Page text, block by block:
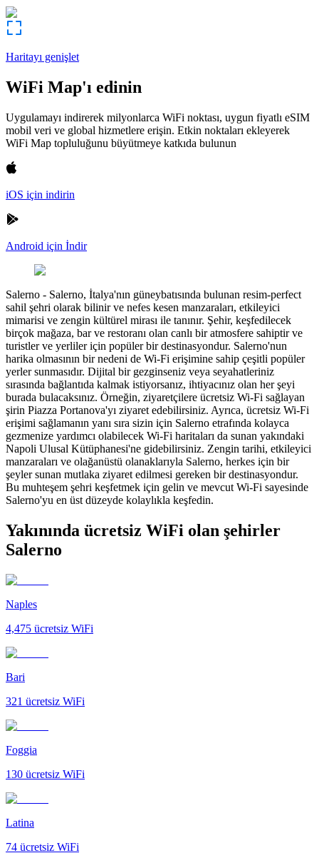
Haritayı genişlet
WiFi Map'ı edinin
Uygulamayı indirerek milyonlarca WiFi noktası, uygun fiyatlı eSIM
mobil veri ve global hizmetlere erişin. Etkin noktaları ekleyerek
WiFi Map topluluğunu büyütmeye katkıda bulunun
iOS için indirin
Android için İndir
Salerno - Salerno, İtalya'nın güneybatısında bulunan resim-perfect
sahil şehri olarak bilinir ve nefes kesen manzaraları, etkileyici
mimarisi ve zengin kültürel mirası ile tanınır. Şehir, keşfedilecek
birçok mağaza, bar ve restoranı olan canlı bir atmosfere sahiptir ve
turistler ve yerliler için popüler bir destinasyondur. Salerno'nun
harika olmasının bir nedeni de Wi-Fi erişimine sahip çeşitli popüler
yerler sunmasıdır. Dijital bir gezginseniz veya seyahatleriniz
sırasında bağlantıda kalmak istiyorsanız, ihtiyacınız olan her şeyi
burada bulacaksınız. Örneğin, ziyaretçilere ücretsiz Wi-Fi sağlayan
şirin Piazza Portanova'yı ziyaret edebilirsiniz. Ayrıca, ücretsiz Wi-Fi
erişimi sağlamanın yanı sıra sizin için Salerno etrafında kolayca
gezmenize yardımcı olabilecek Wi-Fi haritaları da sunan yakındaki
Napoli Ulusal Kütüphanesi'ne gidebilirsiniz. Zengin tarihi, etkileyici
manzaraları ve olağanüstü olanaklarıyla Salerno, herkes için bir
şeyler sunan mutlaka ziyaret edilmesi gereken bir destinasyondur.
Bu muhteşem şehri keşfetmek için gelin ve mevcut Wi-Fi sayesinde
Salerno'yu en üst düzeyde kolaylıkla keşfedin.
Yakınında ücretsiz WiFi olan şehirler
Salerno
Naples
4,475 ücretsiz WiFi
Bari
321 ücretsiz WiFi
Foggia
130 ücretsiz WiFi
Latina
74 ücretsiz WiFi